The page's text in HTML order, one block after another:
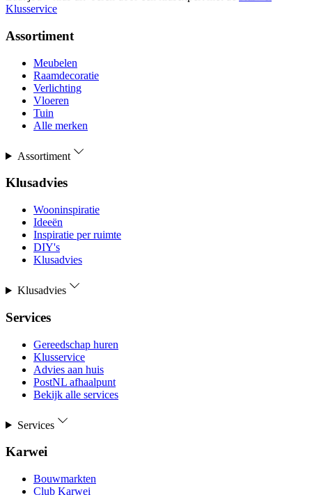
Klusservice
Assortiment
Meubelen
Raamdecoratie
Verlichting
Vloeren
Tuin
Alle merken
Assortiment
Klusadvies
Wooninspiratie
Ideeën
Inspiratie per ruimte
DIY's
Klusadvies
Klusadvies
Services
Gereedschap huren
Klusservice
Advies aan huis
PostNL afhaalpunt
Bekijk alle services
Services
Karwei
Bouwmarkten
Club Karwei